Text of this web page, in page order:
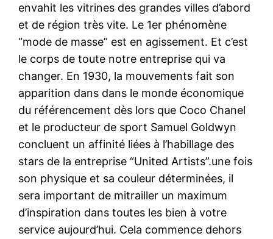
envahit les vitrines des grandes villes d’abord
et de région très vite. Le 1er phénomène
“mode de masse” est en agissement. Et c’est
le corps de toute notre entreprise qui va
changer. En 1930, la mouvements fait son
apparition dans dans le monde économique
du référencement dès lors que Coco Chanel
et le producteur de sport Samuel Goldwyn
concluent un affinité liées à l’habillage des
stars de la entreprise “United Artists”.une fois
son physique et sa couleur déterminées, il
sera important de mitrailler un maximum
d’inspiration dans toutes les bien à votre
service aujourd’hui. Cela commence dehors